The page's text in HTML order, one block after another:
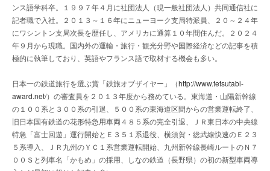
ンス語学科卒。１９９７年４月に社団法人（現一般社団法人）共同通信社に
記者職で入社。２０１３～１６年にニューヨーク支局特派員、２０～２４年
にワシントン支局次長を歴任し、アメリカに通算１０年間住んだ。２０２４
年９月から現職。国内外の運輸・旅行・観光分野や国際経済などの記事を積
極的に執筆しており、英語やフランス語で取材する機会も多い。
日本一の鉄道旅行を選ぶ賞「鉄旅オブザイヤー」（http://www.tetsutabi-
award.net/）の審査員を２０１３年度から務めている。東海道・山陽新幹線
の１００系と３００系の引退、５００系の東海道区間からの営業運転終了、
旧日本国有鉄道の花形特急用車両４８５系の完全引退、ＪＲ東日本の中央線
特急「富士回遊」運行開始とＥ３５１系退役、横須賀・総武線快速のＥ２３
５系導入、ＪＲ九州のＹＣ１系営業運転開始、九州新幹線長崎ルートのＮ７
００Ｓと列車名「かもめ」の採用、しなの鉄道（長野県）の初の新型車両導